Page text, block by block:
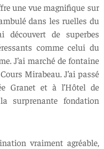
une vue magnifique sur
dans les ruelles du
de superbes
comme celui du
J’ai marché de fontaine
Mirabeau. J’ai passé
Granet et à l’Hôtel de
surprenante fondation
vraiment agréable,